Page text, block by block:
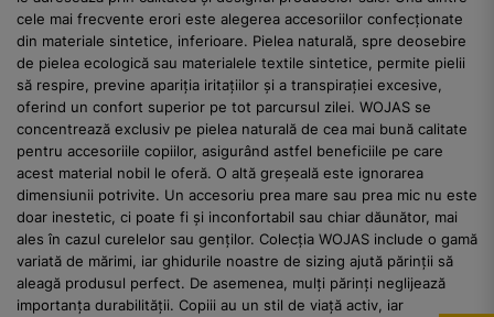
cele mai frecvente erori este alegerea accesoriilor confecționate
din materiale sintetice, inferioare. Pielea naturală, spre deosebire
de pielea ecologică sau materialele textile sintetice, permite pielii
să respire, previne apariția iritațiilor și a transpirației excesive,
oferind un confort superior pe tot parcursul zilei. WOJAS se
concentrează exclusiv pe pielea naturală de cea mai bună calitate
pentru accesoriile copiilor, asigurând astfel beneficiile pe care
acest material nobil le oferă. O altă greșeală este ignorarea
dimensiunii potrivite. Un accesoriu prea mare sau prea mic nu este
doar inestetic, ci poate fi și inconfortabil sau chiar dăunător, mai
ales în cazul curelelor sau genților. Colecția WOJAS include o gamă
variată de mărimi, iar ghidurile noastre de sizing ajută părinții să
aleagă produsul perfect. De asemenea, mulți părinți neglijează
importanța durabilității. Copiii au un stil de viață activ, iar